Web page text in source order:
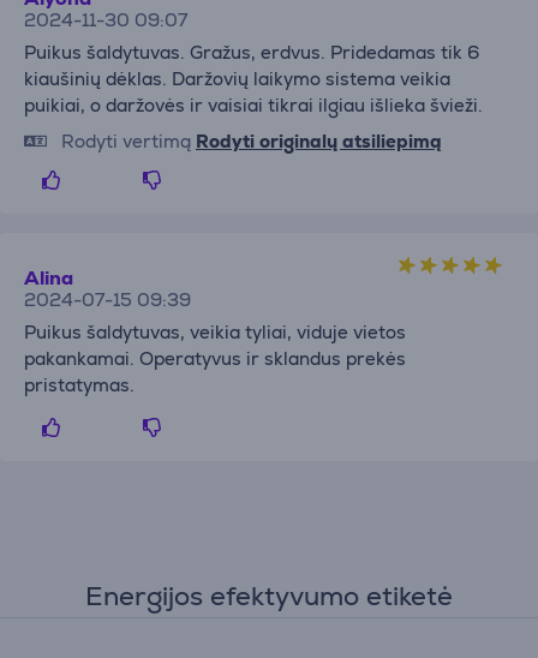
2024-11-30 09:07
Puikus šaldytuvas. Gražus, erdvus. Pridedamas tik 6
kiaušinių dėklas. Daržovių laikymo sistema veikia
puikiai, o daržovės ir vaisiai tikrai ilgiau išlieka švieži.
Rodyti vertimą Rodyti originalų atsiliepimą
Alina
2024-07-15 09:39
Puikus šaldytuvas, veikia tyliai, viduje vietos
pakankamai. Operatyvus ir sklandus prekės
pristatymas.
Energijos efektyvumo etiketė